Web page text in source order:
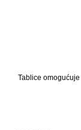
Tablice omogućuje